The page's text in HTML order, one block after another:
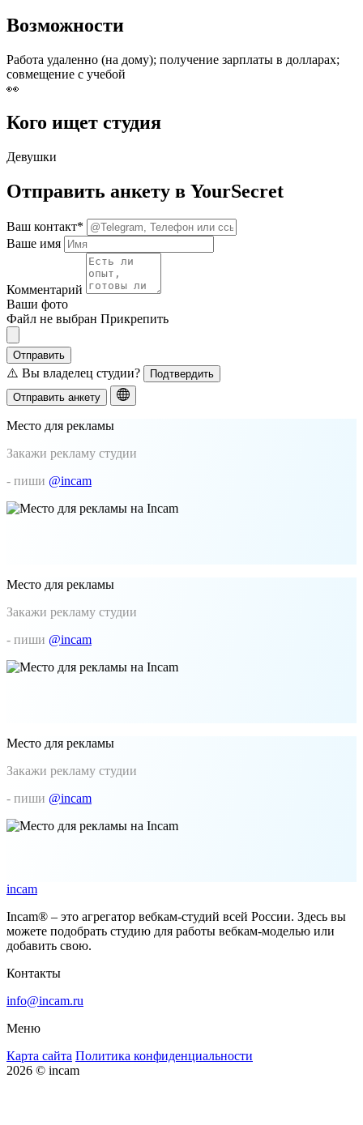
Возможности
Работа удаленно (на дому); получение зарплаты в долларах;
совмещение с учебой
👀
Кого ищет студия
Девушки
Отправить анкету в YourSecret
Ваш контакт*
Ваше имя
Комментарий
Ваши фото
Файл не выбран Прикрепить
Отправить
⚠️ Вы владелец студии?
Подтвердить
Отправить анкету
Место для рекламы
Закажи рекламу студии
- пиши @incam
Место для рекламы
Закажи рекламу студии
- пиши @incam
Место для рекламы
Закажи рекламу студии
- пиши @incam
incam
Incam® – это агрегатор вебкам-студий всей России. Здесь вы
можете подобрать студию для работы вебкам-моделью или
добавить свою.
Контакты
info@incam.ru
Меню
Карта сайта Политика конфиденциальности
2026 © incam